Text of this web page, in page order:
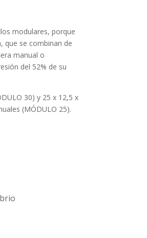
modulares, porque
que se combinan de
manual o
del 52% de su
30) y 25 x 12,5 x
(MÓDULO 25).